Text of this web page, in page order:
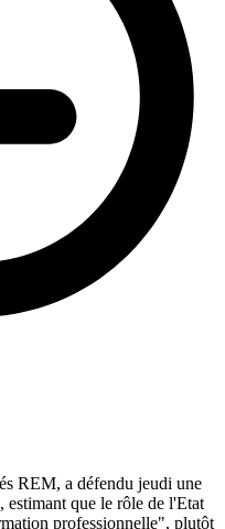
REM, a défendu jeudi une
estimant que le rôle de l'Etat
professionnelle", plutôt